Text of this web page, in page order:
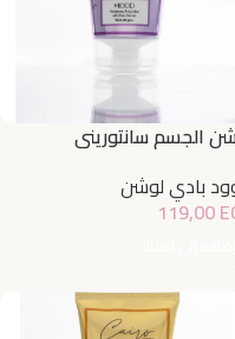
الجسم سانتوريني
بادي لوشن
119,00